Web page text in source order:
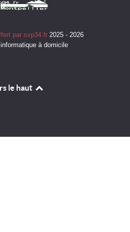
par svp34.fr 2025 - 2026
à domicile
le haut